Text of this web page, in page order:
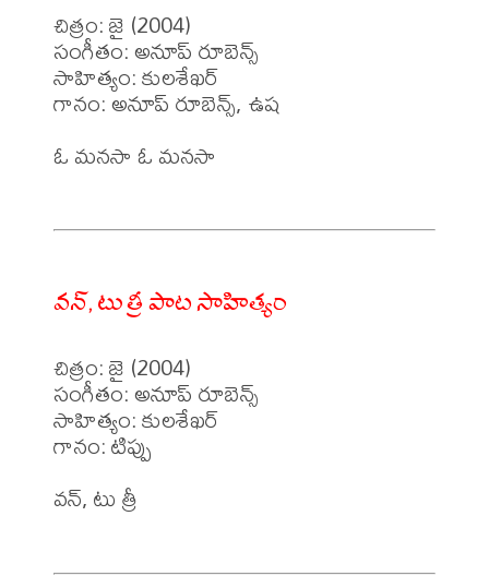
చిత్రం: జై (2004)
సంగీతం: అనూప్ రూబెన్స్
సాహిత్యం: కులశేఖర్
గానం: అనూప్ రూబెన్స్, ఉష
ఓ మనసా ఓ మనసా
వన్, టు త్రీ పాట సాహిత్యం
చిత్రం: జై (2004)
సంగీతం: అనూప్ రూబెన్స్
సాహిత్యం: కులశేఖర్
గానం: టిప్పు
వన్, టు త్రీ